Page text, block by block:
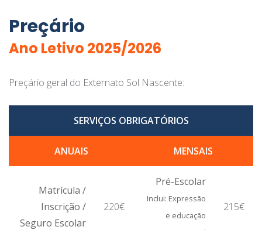
Preçário
Ano Letivo 2025/2026
Preçário geral do Externato Sol Nascente:
SERVIÇOS OBRIGATÓRIOS
ANUAIS MENSAIS
Matrícula /
Inscrição /
Seguro Escolar
220€
Pré-Escolar
Inclui: Expressão
e educação
215€